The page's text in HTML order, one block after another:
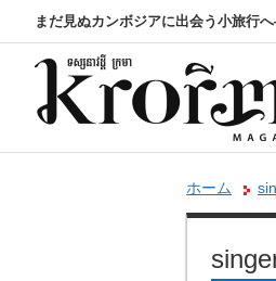
まだ見ぬカンボジアに出会う小旅行
ホーム